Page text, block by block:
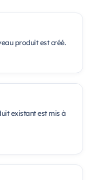
produit est créé.
existant est mis à